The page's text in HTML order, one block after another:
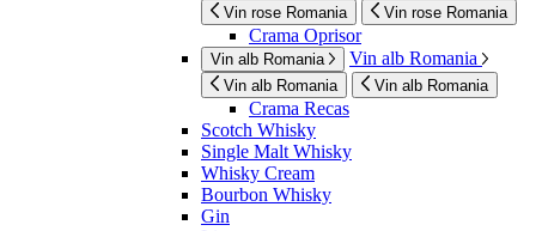
Vin rose Romania Vin rose Romania
Crama Oprisor
Vin alb Romania Vin alb Romania
Vin alb Romania Vin alb Romania
Crama Recas
Scotch Whisky
Single Malt Whisky
Whisky Cream
Bourbon Whisky
Gin